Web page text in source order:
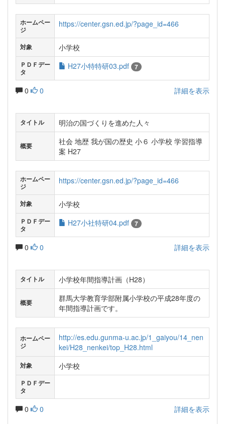
ホームペー
ジ
https://center.gsn.ed.jp/?page_id=466
対象 小学校
ＰＤＦデー
タ
H27小特特研03.pdf 7
0 0 詳細を表示
タイトル 明治の国づくりを進めた人々
概要
社会 地歴 我が国の歴史 小６ 小学校 学習指導
案 H27
ホームペー
ジ
https://center.gsn.ed.jp/?page_id=466
対象 小学校
ＰＤＦデー
タ
H27小社特研04.pdf 7
0 0 詳細を表示
タイトル 小学校年間指導計画（H28）
概要
群馬大学教育学部附属小学校の平成28年度の
年間指導計画です。
ホームペー
ジ
http://es.edu.gunma-u.ac.jp/1_gaiyou/14_nen
kei/H28_nenkei/top_H28.html
対象 小学校
ＰＤＦデー
タ
0 0 詳細を表示